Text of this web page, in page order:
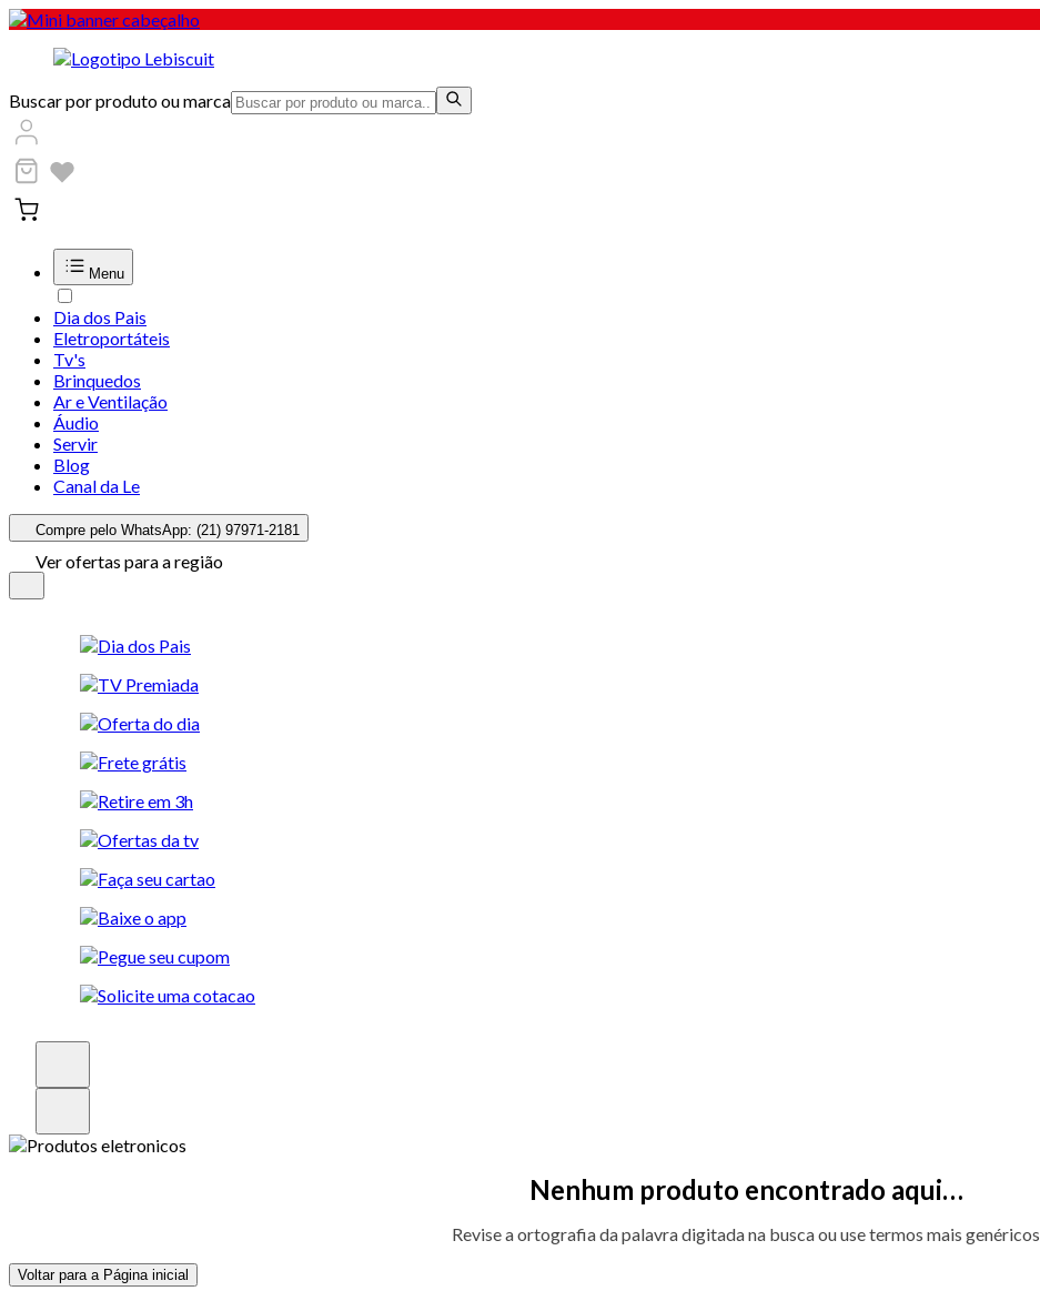
Buscar por produto ou marca
Menu
Dia dos Pais
Eletroportáteis
Tv's
Brinquedos
Ar e Ventilação
Áudio
Servir
Blog
Canal da Le
Compre pelo WhatsApp: (21) 97971-2181
Ver ofertas para a região
Nenhum produto encontrado aqui…
Revise a ortografia da palavra digitada na busca ou use termos mais genéricos
Voltar para a Página inicial